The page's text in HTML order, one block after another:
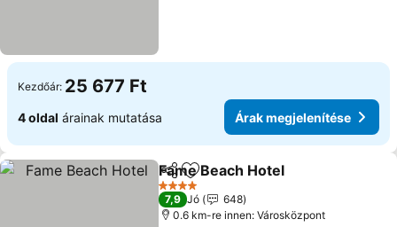
Kezdőár: 25 677 Ft
4 oldal árainak mutatása Árak megjelenítése
Megosztás
Hozzáadás a kedvencekhez
Fame Beach Hotel
4 Kategória
7,9 Jó
648
0.6 km-re innen: Városközpont